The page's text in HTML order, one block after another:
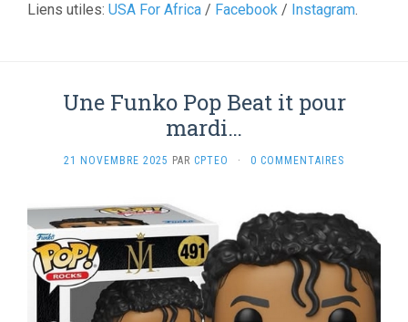
Liens utiles: USA For Africa / Facebook / Instagram.
Une Funko Pop Beat it pour
mardi…
21 NOVEMBRE 2025 PAR CPTEO · 0 COMMENTAIRES